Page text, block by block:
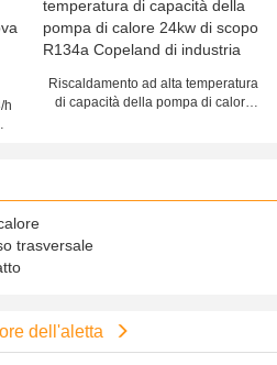
h
Riscaldamento ad alta temperatura
di capacità della pompa di calore
trasversale
dell'aletta